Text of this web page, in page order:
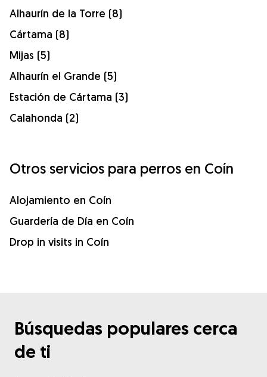
Alhaurín de la Torre (8)
Cártama (8)
Mijas (5)
Alhaurín el Grande (5)
Estación de Cártama (3)
Calahonda (2)
Otros servicios para perros en Coín
Alojamiento en Coín
Guardería de Día en Coín
Drop in visits in Coín
Búsquedas populares cerca
de ti